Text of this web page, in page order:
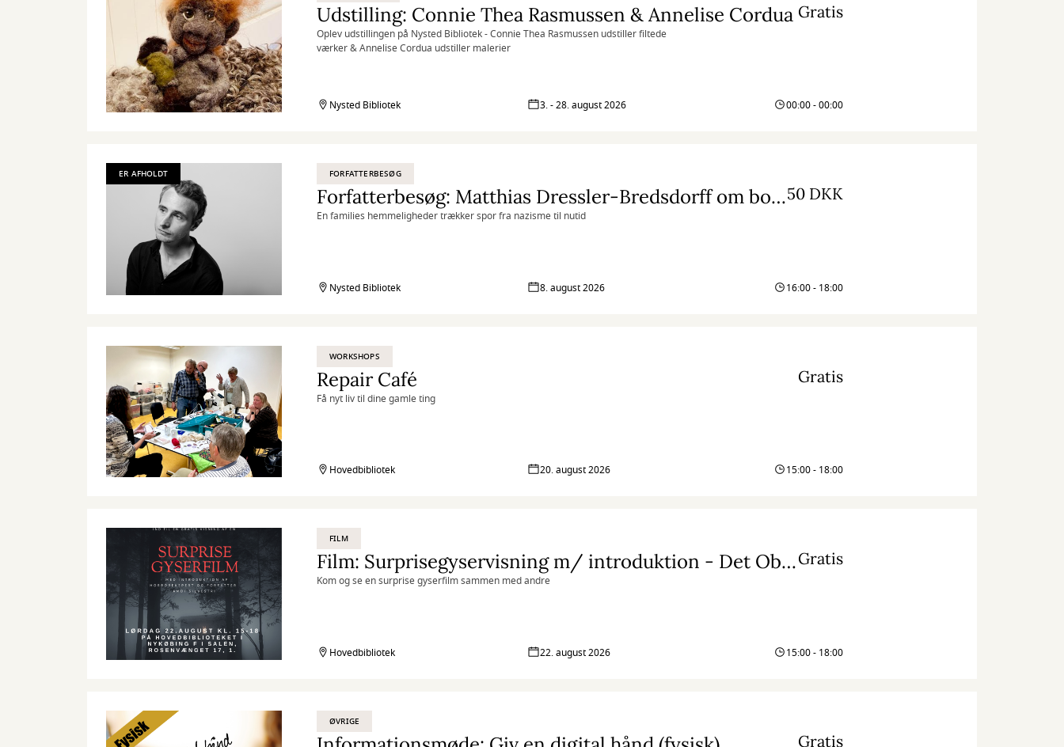
Udstilling: Connie Thea Rasmussen & Annelise Cordua
Oplev udstillingen på Nysted Bibliotek - Connie Thea Rasmussen udstiller filtede
værker & Annelise Cordua udstiller malerier
Gratis
Nysted Bibliotek 3. - 28. august 2026 00:00 - 00:00
ER AFHOLDT FORFATTERBESØG
Forfatterbesøg: Matthias Dressler-Bredsdorff om bogen 'Efter faldet'
En families hemmeligheder trækker spor fra nazisme til nutid
50 DKK
Nysted Bibliotek 8. august 2026 16:00 - 18:00
WORKSHOPS
Repair Café
Få nyt liv til dine gamle ting
Gratis
Hovedbibliotek 20. august 2026 15:00 - 18:00
FILM
Film: Surprisegyservisning m/ introduktion - Det Obscure Selskab
Kom og se en surprise gyserfilm sammen med andre
Gratis
Hovedbibliotek 22. august 2026 15:00 - 18:00
ØVRIGE
Gratis